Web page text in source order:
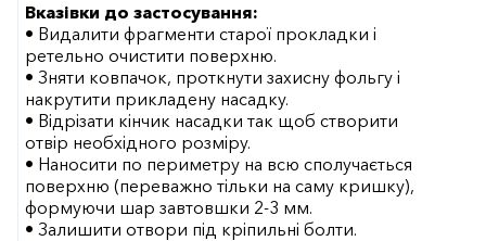
Вказівки до застосування:
• Видалити фрагменти старої прокладки і
ретельно очистити поверхню.
• Зняти ковпачок, проткнути захисну фольгу і
накрутити прикладену насадку.
• Відрізати кінчик насадки так щоб створити
отвір необхідного розміру.
• Наносити по периметру на всю сполучається
поверхню (переважно тільки на саму кришку),
формуючи шар завтовшки 2-3 мм.
• Залишити отвори під кріпильні болти.